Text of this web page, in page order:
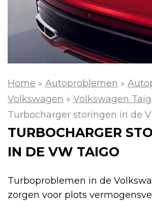
Home » Autoproblemen »
Volkswagen » Volkswagen
Turbocharger storingen in de
TURBOCHARGER
IN DE VW TAIGO
Turboproblemen in de
zorgen voor plots